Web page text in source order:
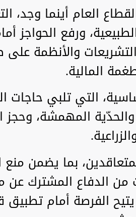
العام أينما وجد،
ورفع الحواجز
والأنظمة
المالية.
التي تلبي حاجات
والحدّية المهمشة،
بما يضمن منع
من الدفاع المشترك عن
الفرصة أمام تطبيق